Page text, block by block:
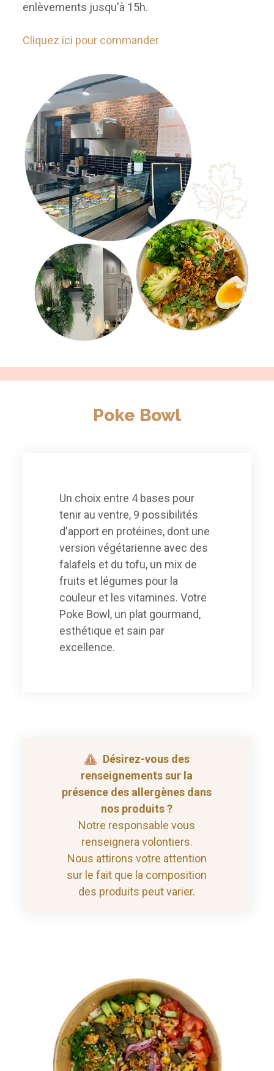
enlèvements jusqu'à 15h.
Cliquez ici pour commander
Poke Bowl
Un choix entre 4 bases pour
tenir au ventre, 9 possibilités
d'apport en protéines, dont une
version végétarienne avec des
falafels et du tofu, un mix de
fruits et légumes pour la
couleur et les vitamines. Votre
Poke Bowl, un plat gourmand,
esthétique et sain par
excellence.
Désirez-vous des
renseignements sur la
présence des allergènes dans
nos produits ?
Notre responsable vous
renseignera volontiers.
Nous attirons votre attention
sur le fait que la composition
des produits peut varier.